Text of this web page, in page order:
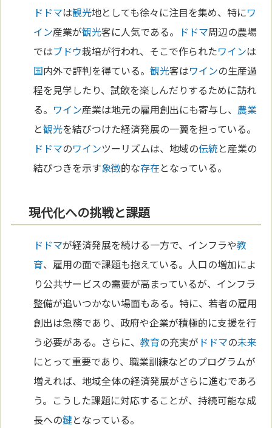
ドドマは観光地としても徐々に注目を集め、特にワ
イン産業が観光客に人気である。 ドドマ周辺の農場
ではブドウ栽培が行われ、そこで作られたワインは
国内外で評判を得ている。観光客はワインの生産過
程を見学したり、試飲を楽しんだりするために訪れ
る。 ワイン産業は地元の雇用創出にも寄与し、 農業
と観光を結びつけた経済発展の一翼を担っている。
ドドマのワインツーリズムは、地域の伝統と産業の
結びつきを示す象徴的な存在となっている。
現代化への挑戦と課題
ドドマが経済発展を続ける一方で、インフラや教
育、雇用の面で課題も抱えている。人口の増加によ
り公共サービスの需要が高まっているが、インフラ
整備が追いつかない場面もある。特に、若者の雇用
創出は急務であり、政府や企業が積極的に支援を行
う必要がある。さらに、教育の充実が ドドマの未来
にとって重要であり、職業訓練などのプログラムが
増えれば、地域全体の経済発展がさらに進むであろ
う。こうした課題に対応することが、持続可能な成
長への鍵となっている。